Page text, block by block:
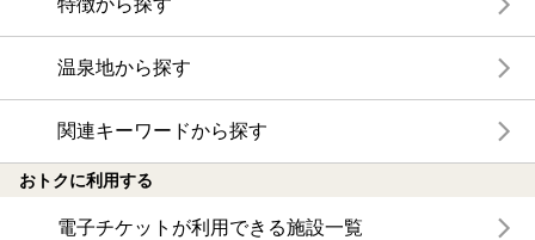
特徴から探す
温泉地から探す
関連キーワードから探す
おトクに利用する
電子チケットが利用できる施設一覧